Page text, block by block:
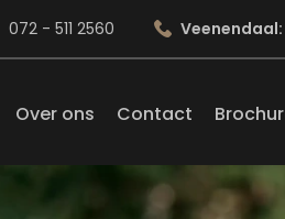
Over ons Contact
072 - 511 2560 Veenendaal: